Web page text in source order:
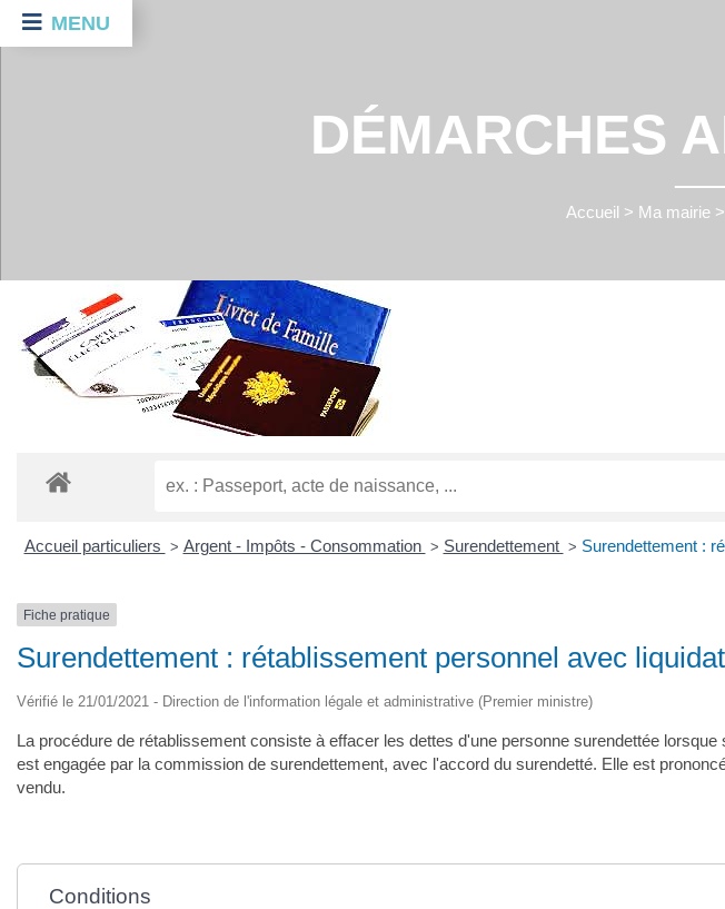
MENU
DÉMARCHES
Accueil > Ma mairie>
Accueil particuliers > Argent - Impôts - Consommation > Surendettement > Surendettement :
Fiche pratique
Surendettement : rétablissement personnel avec
Vérifié le 21/01/2021 - Direction de l'information légale et administrative (Premier ministre)
La procédure de rétablissement consiste à effacer les dettes d'une personne surendettée
est engagée par la commission de surendettement, avec l'accord du surendetté. Elle est
vendu.
Conditions